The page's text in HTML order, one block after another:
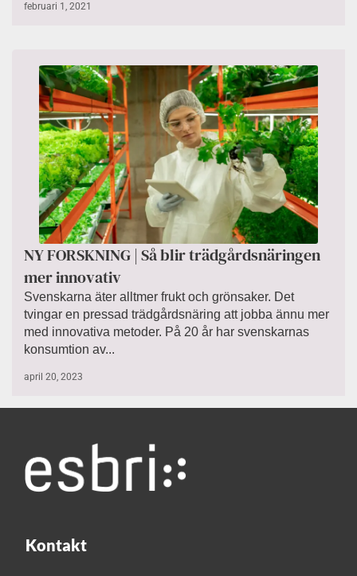
februari 1, 2021
NY FORSKNING | Så blir trädgårdsnäringen
mer innovativ
Svenskarna äter alltmer frukt och grönsaker. Det
tvingar en pressad trädgårdsnäring att jobba ännu mer
med innovativa metoder. På 20 år har svenskarnas
konsumtion av...
april 20, 2023
Kontakt